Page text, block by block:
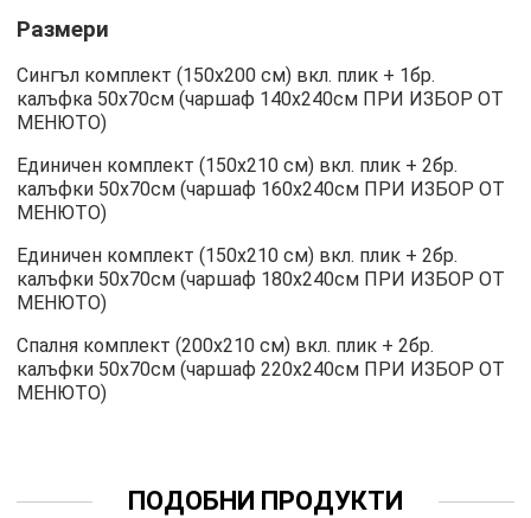
Размери
Сингъл комплект (150х200 см) вкл. плик + 1бр.
калъфка 50х70см (чаршаф 140х240см ПРИ ИЗБОР ОТ
МЕНЮТО)
Единичен комплект (150х210 см) вкл. плик + 2бр.
калъфки 50х70см (чаршаф 160х240см ПРИ ИЗБОР ОТ
МЕНЮТО)
Единичен комплект (150х210 см) вкл. плик + 2бр.
калъфки 50х70см (чаршаф 180х240см ПРИ ИЗБОР ОТ
МЕНЮТО)
Спалня комплект (200х210 см) вкл. плик + 2бр.
калъфки 50х70см (чаршаф 220х240см ПРИ ИЗБОР ОТ
МЕНЮТО)
ПОДОБНИ ПРОДУКТИ